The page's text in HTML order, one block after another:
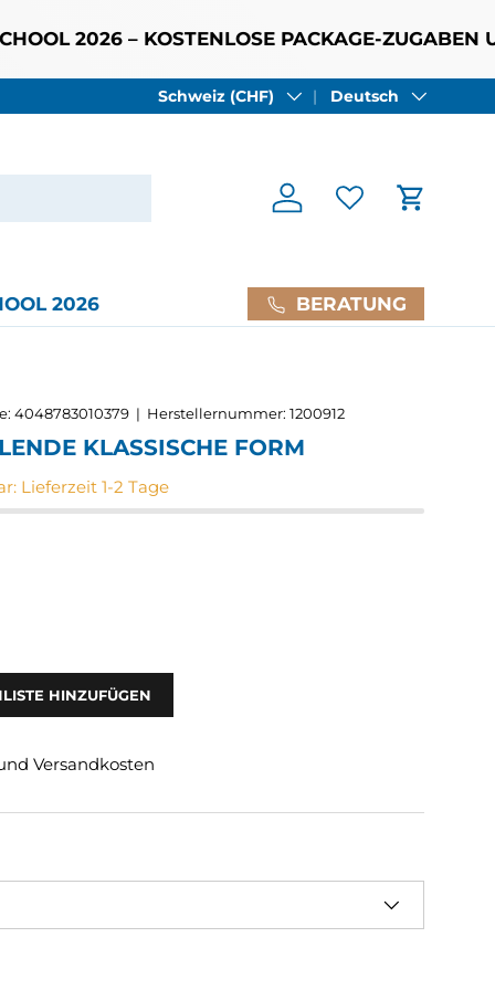
2026 – KOSTENLOSE PACKAGE-ZUGABEN
30 Tage Rückgaberecht:Mehr dazu
Land/Region
Schweiz (CHF) SpracheDeutsch
Einloggen
2026 BERATUNG
4048783010379 | Herstellernummer: 1200912
KLASSISCHE FORM
Lieferzeit 1-2 Tage
HINZUFÜGEN
Versandkosten